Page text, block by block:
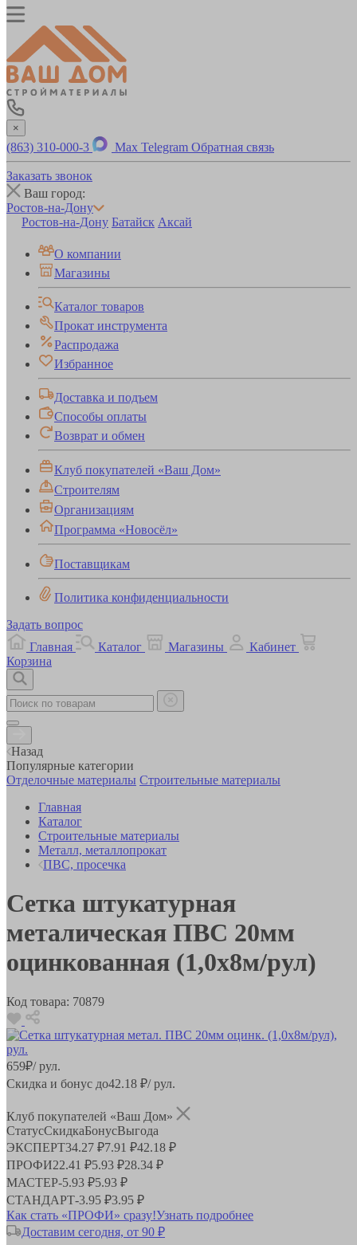
×
(863) 310-000-3 Max Telegram Обратная связь
Заказать звонок
Ваш город:
Ростов-на-Дону
Ростов-на-Дону Батайск Аксай
О компании
Магазины
Каталог товаров
Прокат инструмента
Распродажа
Избранное
Доставка и подъем
Способы оплаты
Возврат и обмен
Клуб покупателей «Ваш Дом»
Строителям
Организациям
Программа «Новосёл»
Поставщикам
Политика конфиденциальности
Задать вопрос
Главная
Каталог Магазины
Кабинет
Корзина
Назад
Популярные категории
Отделочные материалы Строительные материалы
Главная
Каталог
Строительные материалы
Металл, металлопрокат
ПВС, просечка
Сетка штукатурная
металическая ПВС 20мм
оцинкованная (1,0х8м/рул)
Код товара: 70879
659₽/ рул.
Скидка и бонус до42.18 ₽/ рул.
Клуб покупателей «Ваш Дом»
СтатусСкидкаБонусВыгода
ЭКСПЕРТ34.27 ₽7.91 ₽42.18 ₽
ПРОФИ22.41 ₽5.93 ₽28.34 ₽
МАСТЕР-5.93 ₽5.93 ₽
СТАНДАРТ-3.95 ₽3.95 ₽
Как стать «ПРОФИ» сразу!Узнать подробнее
Доставим сегодня, от 90 ₽